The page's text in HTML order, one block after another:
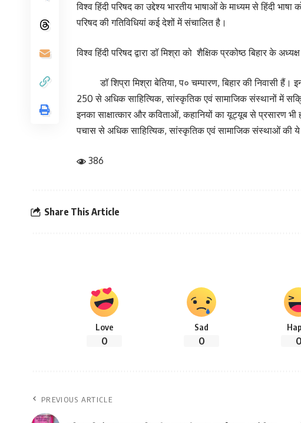
विश्व हिंदी परिषद का उद्देश्य भारतीय भाषाओं के माध्यम से हिंदी
परिषद की गतिविधियां कई देशों में संचालित है।
विश्व हिंदी परिषद द्वारा डॉ मिश्रा को शैक्षिक प्रकोष्ठ बिहार के
डॉ शिप्रा मिश्रा बेतिया, प० चम्पारण, बिहार की निवासी हैं।
250 से अधिक साहित्यिक, सांस्कृतिक एवं सामाजिक संस्थानों में
इनका साक्षात्कार और कविताओं, कहानियों का यूट्यूब से प्रसारण भी
पचास से अधिक साहित्यिक, सांस्कृतिक एवं सामाजिक संस्थाओं की
386
Share This Article
Love
0
Sad
0 0
PREVIOUS ARTICLE